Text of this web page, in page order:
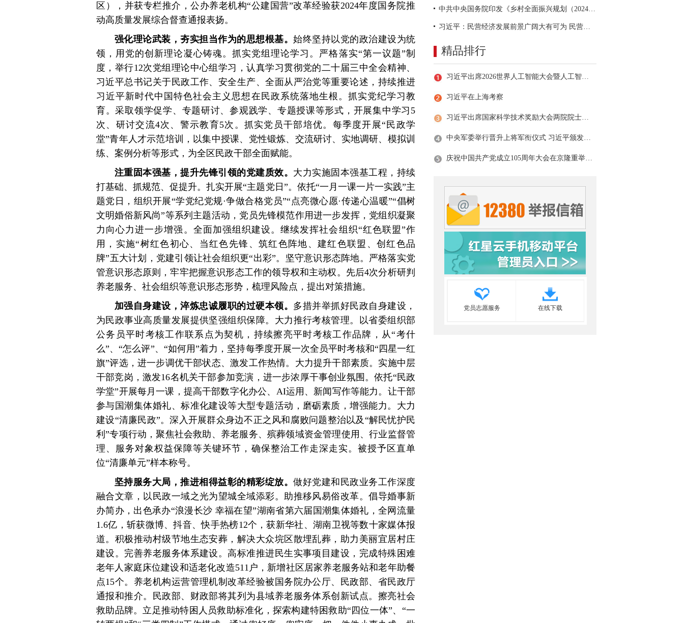
区），并获专栏推介，公办养老机构“公建国营”改革经验获2024年度国务院推
动高质量发展综合督查通报表扬。
强化理论武装，夯实担当作为的思想根基。始终坚持以党的政治建设为统
领，用党的创新理论凝心铸魂。抓实党组理论学习。严格落实“第一议题”制
度，举行12次党组理论中心组学习，认真学习贯彻党的二十届三中全会精神、
习近平总书记关于民政工作、安全生产、全面从严治党等重要论述，持续推进
习近平新时代中国特色社会主义思想在民政系统落地生根。抓实党纪学习教
育。采取领学促学、专题研讨、参观践学、专题授课等形式，开展集中学习5
次、研讨交流4次、警示教育5次。抓实党员干部培优。每季度开展“民政学
堂”青年人才示范培训，以集中授课、党性锻炼、交流研讨、实地调研、模拟训
练、案例分析等形式，为全区民政干部全面赋能。
注重固本强基，提升先锋引领的党建质效。 大力实施固本强基工程，持续
打基础、抓规范、促提升。扎实开展“主题党日”。依托“一月一课一片一实践”主
题党日，组织开展“学党纪党规·争做合格党员”“点亮微心愿·传递心温暖”“倡树
文明婚俗新风尚”等系列主题活动，党员先锋模范作用进一步发挥，党组织凝聚
力向心力进一步增强。全面加强组织建设。继续发挥社会组织“红色联盟”作
用，实施“树红色初心、当红色先锋、筑红色阵地、建红色联盟、创红色品
牌”五大计划，党建引领让社会组织更“出彩”。坚守意识形态阵地。严格落实党
管意识形态原则，牢牢把握意识形态工作的领导权和主动权。先后4次分析研判
养老服务、社会组织等意识形态形势，梳理风险点，提出对策措施。
加强自身建设，淬炼忠诚履职的过硬本领。 多措并举抓好民政自身建设，
为民政事业高质量发展提供坚强组织保障。大力推行考核管理。以省委组织部
公务员平时考核工作联系点为契机，持续擦亮平时考核工作品牌，从“考什
么”、“怎么评”、“如何用”着力，坚持每季度开展一次全员平时考核和“四星一红
旗”评选，进一步调优干部状态、激发工作热情。大力提升干部素质。实施中层
干部竞岗，激发16名机关干部参加竞演，进一步浓厚干事创业氛围。依托“民政
学堂”开展每月一课，提高干部数字化办公、AI运用、新闻写作等能力。让干部
参与国潮集体婚礼、标准化建设等大型专题活动，磨砺素质，增强能力。大力
建设“清廉民政”。深入开展群众身边不正之风和腐败问题整治以及“解民忧护民
利”专项行动，聚焦社会救助、养老服务、殡葬领域资金管理使用、行业监督管
理、服务对象权益保障等关键环节，确保整治工作走深走实。被授予区直单
位“清廉单元”样本称号。
坚持服务大局，推进相得益彰的精彩绽放。做好党建和民政业务工作深度
融合文章，以民政一域之光为望城全域添彩。助推移风易俗改革。倡导婚事新
办简办，出色承办“浪漫长沙 幸福在望”湖南省第六届国潮集体婚礼，全网流量
1.6亿，斩获微博、抖音、快手热榜12个，获新华社、湖南卫视等数十家媒体报
道。积极推动村级节地生态安葬，解决大众垸区散埋乱葬，助力美丽宜居村庄
建设。完善养老服务体系建设。高标准推进民生实事项目建设，完成特殊困难
老年人家庭床位建设和适老化改造511户，新增社区居家养老服务站和老年助餐
点15个。养老机构运营管理机制改革经验被国务院办公厅、民政部、省民政厅
通报和推介。民政部、财政部将其列为县域养老服务体系创新试点。擦亮社会
救助品牌。立足推动特困人员救助标准化，探索构建特困救助“四位一体”、“一
中共中央国务院印发《乡村全面振兴规划（2024—2027年）》
习近平：民营经济发展前景广阔大有可为 民营企业和民营企业家大显身手正当其时
精品排行
习近平出席2026世界人工智能大会暨人工智能全球治理高级别会议开幕式并发表主旨讲话
习近平在上海考察
习近平出席国家科学技术奖励大会两院院士大会中国科协第十一次全国代表大会并发表重要讲话
中央军委举行晋升上将军衔仪式 习近平颁发命令状并向晋衔的军官表示祝贺
庆祝中国共产党成立105周年大会在京隆重举行 习近平发表重要讲话
党员志愿服务 在线下载